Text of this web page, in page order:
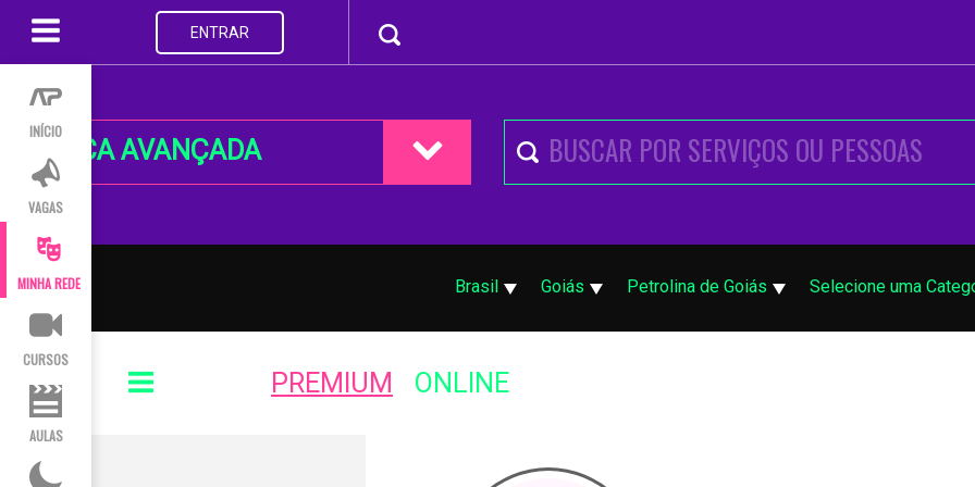
INÍCIO
VAGAS
MINHA REDE
CURSOS
AULAS
ENTRAR
BUSCA AVANÇADA
Brasil Goiás Petrolina de Goiás Selecione uma
PREMIUM ONLINE